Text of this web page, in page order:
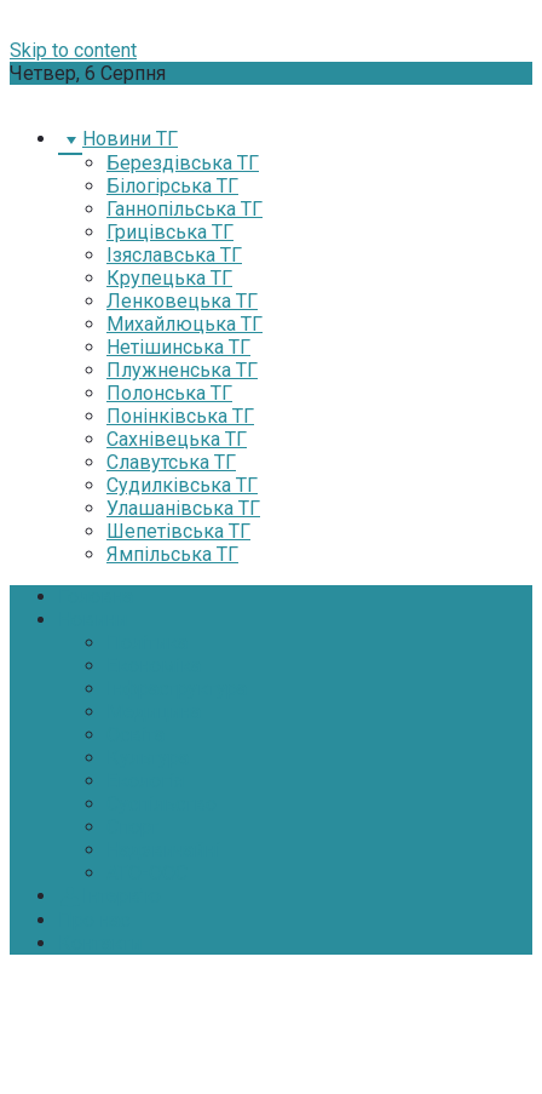
Skip to content
Четвер, 6 Серпня
Новини ТГ
Берездівська ТГ
Білогірська ТГ
Ганнопільська ТГ
Грицівська ТГ
Ізяславська ТГ
Крупецька ТГ
Ленковецька ТГ
Михайлюцька ТГ
Нетішинська ТГ
Плужненська ТГ
Полонська ТГ
Понінківська ТГ
Сахнівецька ТГ
Славутська ТГ
Судилківська ТГ
Улашанівська ТГ
Шепетівська ТГ
Ямпільська ТГ